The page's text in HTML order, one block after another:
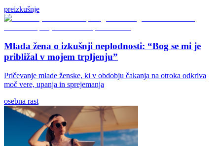
preizkušnje
Mlada žena o izkušnji neplodnosti: “Bog se mi je
približal v mojem trpljenju”
Pričevanje mlade ženske, ki v obdobju čakanja na otroka odkriva
moč vere, upanja in sprejemanja
osebna rast